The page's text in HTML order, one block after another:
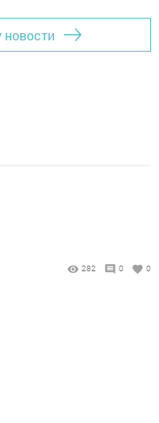
новости
282 0 0